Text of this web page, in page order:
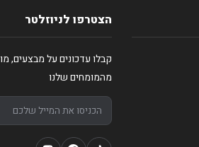
הצטרפו לניוזלטר
קבלו עדכונים על מבצעים,
מהמומחים שלנו